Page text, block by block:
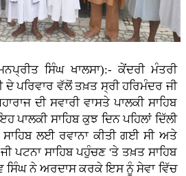
ਸਿੰਘ ਖਾਲਸਾ):- ਕੇਂਦਰੀ ਮੰਤਰੀ
ਦੇ ਪਰਿਵਾਰ ਵੱਲੋਂ ਤਖ਼ਤ ਸ੍ਰੀ ਹਰਿਮੰਦਰ ਜੀ
ਦੀ ਸਵਾਰੀ ਵਾਸਤੇ ਪਾਲਕੀ ਸਾਹਿਬ
ਪਾਲਕੀ ਸਾਹਿਬ ਕੁਝ ਦਿਨ ਪਹਿਲਾਂ ਦਿੱਲੀ
ਲਈ ਰਵਾਨਾ ਕੀਤੀ ਗਈ ਸੀ ਅਤੇ
ਪਟਨਾ ਸਾਹਿਬ ਪਹੁੰਚਣ 'ਤੇ ਤਖ਼ਤ ਸਾਹਿਬ
ਸਿੰਘ ਨੇ ਅਰਦਾਸ ਕਰਕੇ ਇਸ ਨੂੰ ਸੇਵਾ ਵਿੱਚ